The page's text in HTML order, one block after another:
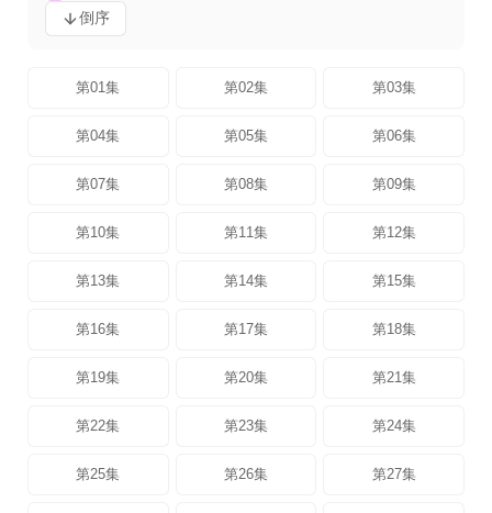
倒序
第01集 第02集 第03集
第04集 第05集 第06集
第07集 第08集 第09集
第10集 第11集 第12集
第13集 第14集 第15集
第16集 第17集 第18集
第19集 第20集 第21集
第22集 第23集 第24集
第25集 第26集 第27集